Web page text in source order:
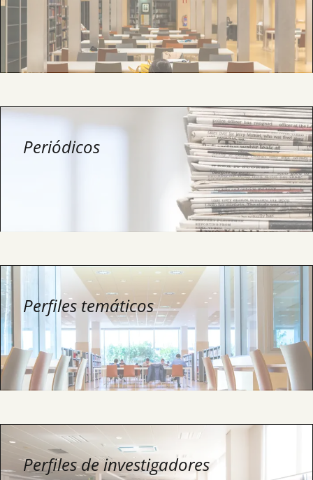
Periódicos
Perfiles temáticos
Perfiles de investigadores